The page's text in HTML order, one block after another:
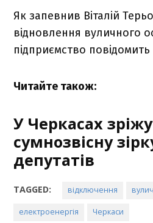
Як запевнив Віталій
відновлення вуличного
підприємство
Читайте також:
У Черкасах
сумнозвісну
депутатів
TAGGED: відключення
електроенергія Черкаси